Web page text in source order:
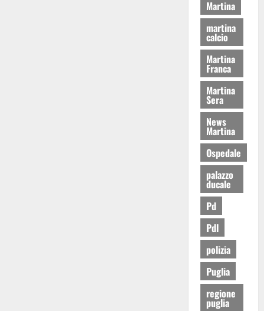
Martina
martina
calcio
Martina
Franca
Martina
Sera
News
Martina
Ospedale
palazzo
ducale
Pd
Pdl
polizia
Puglia
regione
puglia